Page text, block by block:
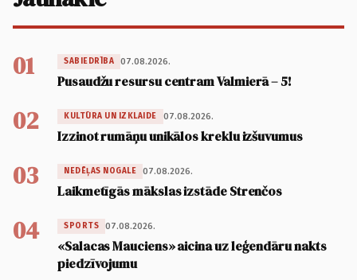
01 SABIEDRĪBA 07.08.2026.
Pusaudžu resursu centram Valmierā – 5!
02 KULTŪRA UN IZKLAIDE 07.08.2026.
Izzinot rumāņu unikālos kreklu izšuvumus
03 NEDĒĻAS NOGALE 07.08.2026.
Laikmetīgās mākslas izstāde Strenčos
04 SPORTS 07.08.2026.
«Salacas Mauciens» aicina uz leģendāru nakts
piedzīvojumu